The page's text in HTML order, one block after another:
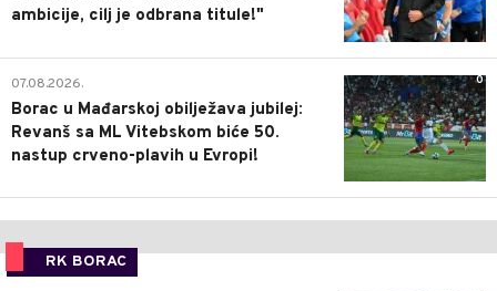
ambicije, cilj je odbrana titule!"
0
07.08.2026.
Borac u Mađarskoj obilježava jubilej:
Revanš sa ML Vitebskom biće 50.
nastup crveno-plavih u Evropi!
RK BORAC